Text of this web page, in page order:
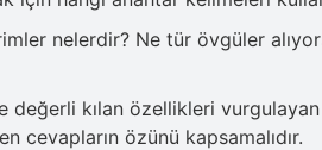
nelerdir? Ne tür övgüler
kılan özellikleri vurgulayan
özünü kapsamalıdır.